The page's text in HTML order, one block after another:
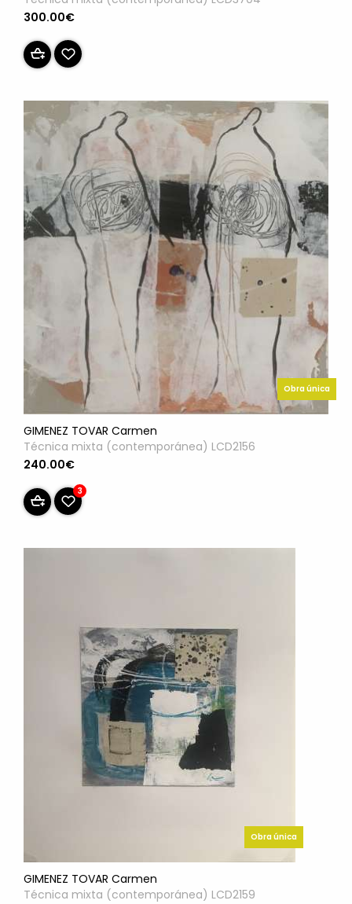
300.00€
Obra única
GIMENEZ TOVAR Carmen
Técnica mixta (contemporánea) LCD2156
240.00€
3
Obra única
GIMENEZ TOVAR Carmen
Técnica mixta (contemporánea) LCD2159